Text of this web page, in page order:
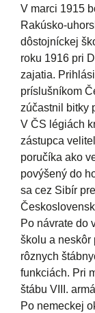
V marci 1915
Rakúsko-
dôstojníckej
roku 1916 pri
zajatia.
príslušníkom
zúčastnil bitky
V ČS légiách
zástupca
poručíka ako
povýšený do
sa cez Sibír
Po návrate do
školu a neskôr
rôznych
funkciách. Pri
štábu VIII.
Po nemeckej